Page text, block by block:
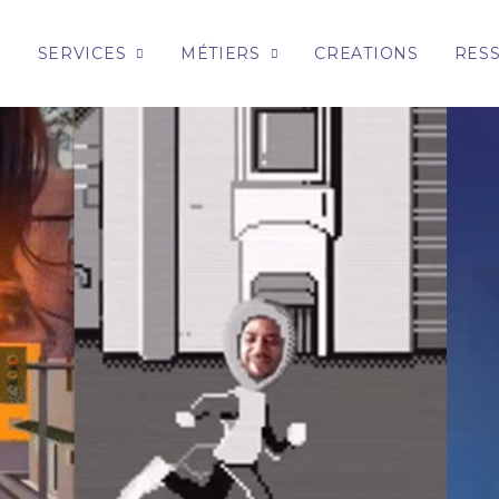
SERVICES MÉTIERS CREATIONS